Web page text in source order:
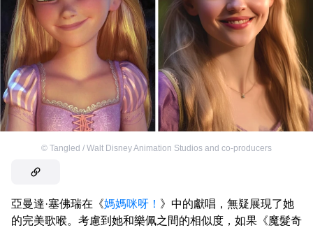
© Tangled / Walt Disney Animation Studios and co-producers
亞曼達·塞佛瑞在《媽媽咪呀！ 》中的獻唱，無疑展現了她
的完美歌喉。考慮到她和樂佩之間的相似度，如果《魔髮奇